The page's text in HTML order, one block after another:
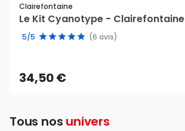
Clairefontaine
Le Kit Cyanotype - Clairefontaine
5/5 (6 avis)
34,50 €
Tous nos univers